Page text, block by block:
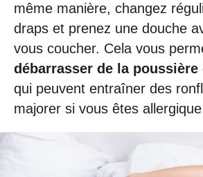
même manière, changez
draps et prenez une douche
vous coucher. Cela vous
débarrasser de la
qui peuvent entraîner des
majorer si vous êtes